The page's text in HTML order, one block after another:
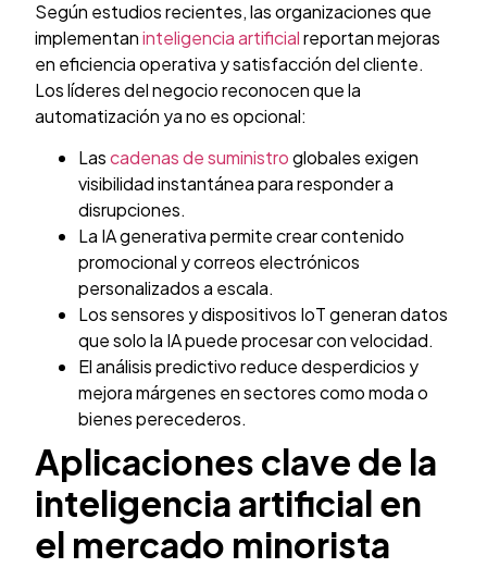
Según estudios recientes, las organizaciones que
implementaninteligencia artificialreportan mejoras
en eficiencia operativa y satisfacción del cliente.
Los líderes del negocio reconocen que la
automatización ya no es opcional:
Lascadenas de suministroglobales exigen
visibilidad instantánea para responder a
disrupciones.
La IA generativa permite crear contenido
promocional y correos electrónicos
personalizados a escala.
Los sensores y dispositivos IoT generan datos
que solo la IA puede procesar con velocidad.
El análisis predictivo reduce desperdicios y
mejora márgenes en sectores como moda o
bienes perecederos.
Aplicaciones clave de la
inteligencia artificial en
el mercado minorista